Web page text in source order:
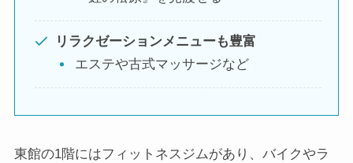
リラクゼーションメニューも豊富
エステや古式マッサージなど
東館の1階にはフィットネスジムがあり、バイクやラ